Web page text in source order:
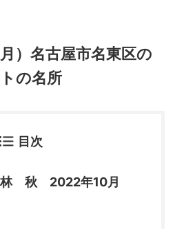
）名古屋市名東区の
の名所
目次
林 秋 2022年10月